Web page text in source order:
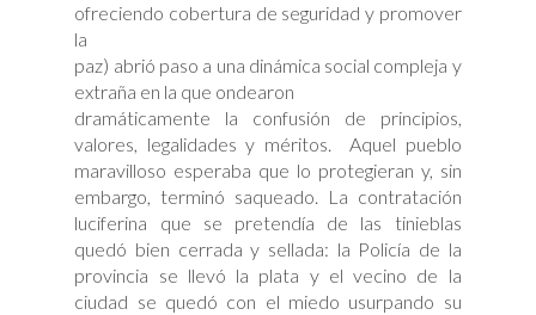
ofreciendo cobertura de seguridad y promover
la
paz) abrió paso a una dinámica social compleja y
extraña en la que ondearon
dramáticamente la confusión de principios,
valores, legalidades y méritos. Aquel pueblo
maravilloso esperaba que lo protegieran y, sin
embargo, terminó saqueado. La contratación
luciferina que se pretendía de las tinieblas
quedó bien cerrada y sellada: la Policía de la
provincia se llevó la plata y el vecino de la
ciudad se quedó con el miedo usurpando su